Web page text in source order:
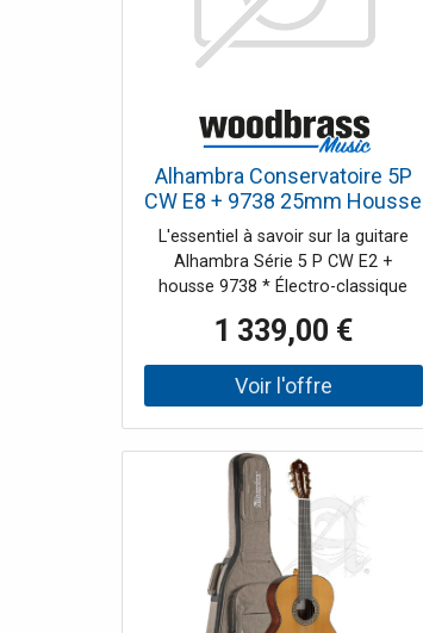
Alhambra Conservatoire 5P
CW E8 + 9738 25mm Housse
L'essentiel à savoir sur la guitare
Alhambra Série 5 P CW E2 +
housse 9738 * Électro-classique
pour les solos et le jeu moderne. *
Table en cèdre rouge massif :
réponse rapide, chaleur et richesse
harmonique. * Palissandre indien au
graves structurés. * Housse
Alhambra 9738 incluse :
rembourrage 25 mm et protections
dédiées pour le transport. Une
référence de la " Ligne
Conservatoire " Alhambra La
Alhambra 5 P s'inscrit comme une
1 339,00 €